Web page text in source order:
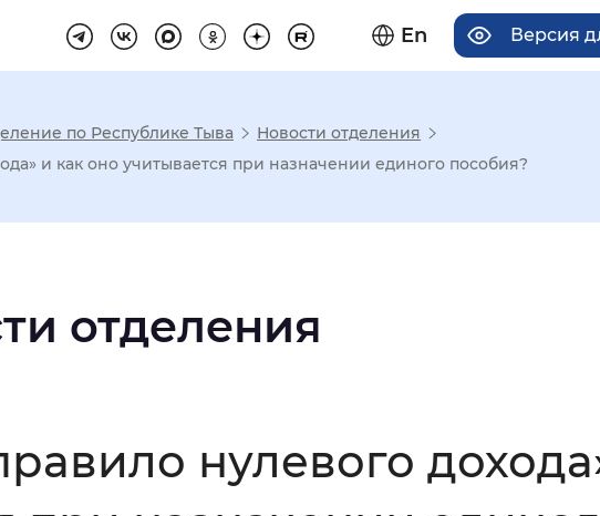
En Версия
режима отображения
С засечками
по Республике Тыва
Новости отделения
и как оно учитывается при назначении единого пособия?
отделения
нулевого